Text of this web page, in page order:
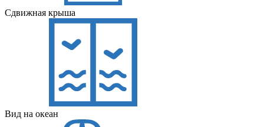
Сдвижная крыша
Вид на океан